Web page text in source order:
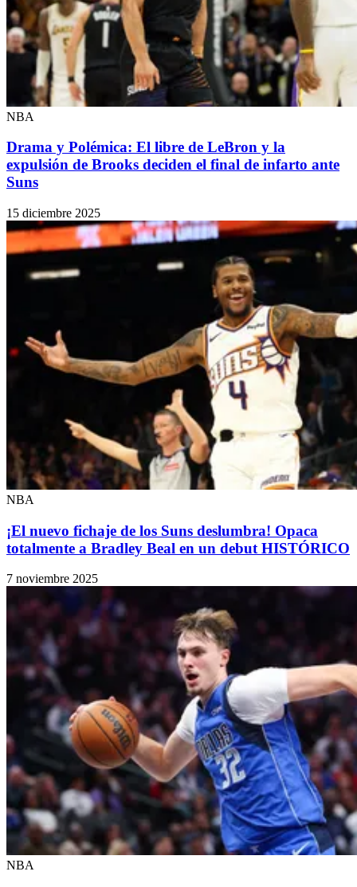
NBA
Drama y Polémica: El libre de LeBron y la
expulsión de Brooks deciden el final de infarto ante
Suns
15 diciembre 2025
NBA
¡El nuevo fichaje de los Suns deslumbra! Opaca
totalmente a Bradley Beal en un debut HISTÓRICO
7 noviembre 2025
NBA